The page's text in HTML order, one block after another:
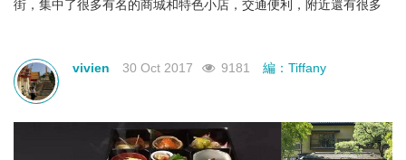
街，集中了很多有名的商城和特色小店，交通便利，附近還有很多
vivien 30 Oct 2017 9181 編：Tiffany